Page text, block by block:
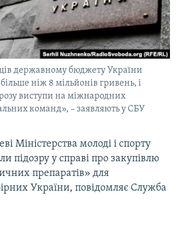
державному бюджету України
ніж 8 мільйонів гривень, і
виступи на міжнародних
команд», – заявляють у СБУ
Міністерства молоді і спорту
підозру у справі про закупівлю
препаратів» для
України, повідомляє Служба